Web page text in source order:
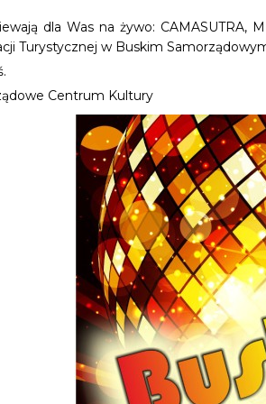
dla Was na żywo:
Turystycznej w Buskim
Centrum Kultury